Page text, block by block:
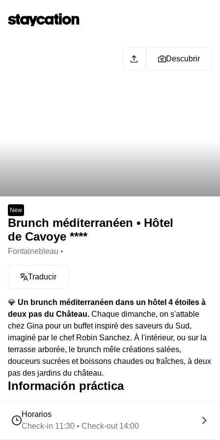
Descubrir
New
Brunch méditerranéen • Hôtel
de Cavoye ****
Fontainebleau •
Traducir
💎 Un brunch méditerranéen dans un hôtel 4 étoiles à
deux pas du Château. Chaque dimanche, on s'attable
chez Gina pour un buffet inspiré des saveurs du Sud,
imaginé par le chef Robin Sanchez. À l'intérieur, ou sur la
terrasse arborée, le brunch mêle créations salées,
douceurs sucrées et boissons chaudes ou fraîches, à deux
pas des jardins du château.
Información práctica
Horarios
Check-in 11:30 • Check-out 14:00